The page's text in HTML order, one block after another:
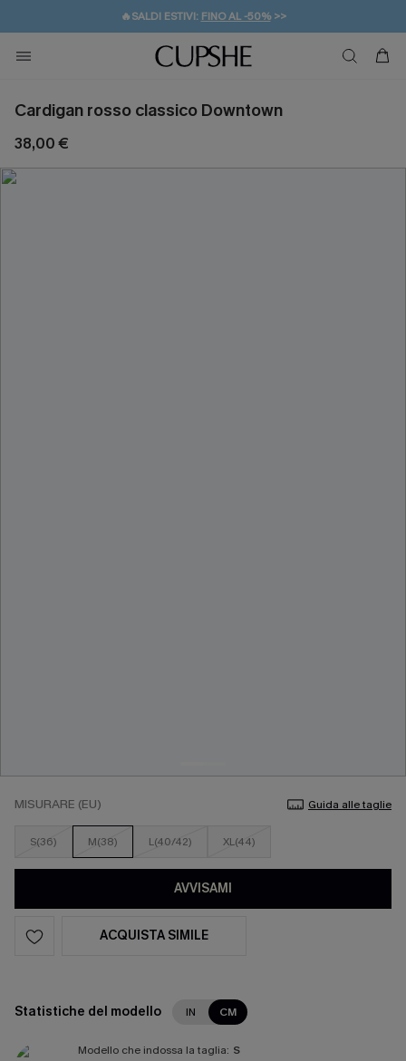
🔥SALDI ESTIVI: FINO AL -50%>>
🚚SPEDIZIONE GRATUITA DA 49€
💌REGALO PER I NUOVI: 20% DI SCONTO*
Cardigan rosso classico Downtown
38,00 €
MISURARE (EU) Guida alle taglie
S(36) M(38) L(40/42) XL(44)
AVVISAMI
ACQUISTA SIMILE
Statistiche del modello IN CM
Modello che indossa la taglia: S